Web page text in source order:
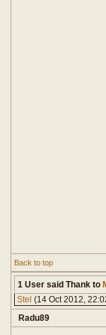
Back to top
1 User said Thank to
Stel (14 Oct 2012,
Radu89